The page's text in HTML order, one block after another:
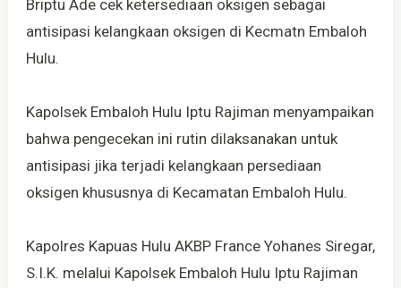
Briptu Ade cek ketersediaan oksigen sebagai
antisipasi kelangkaan oksigen di Kecmatn Embaloh
Hulu.
Kapolsek Embaloh Hulu Iptu Rajiman menyampaikan
bahwa pengecekan ini rutin dilaksanakan untuk
antisipasi jika terjadi kelangkaan persediaan
oksigen khususnya di Kecamatan Embaloh Hulu.
Kapolres Kapuas Hulu AKBP France Yohanes Siregar,
S.I.K. melalui Kapolsek Embaloh Hulu Iptu Rajiman